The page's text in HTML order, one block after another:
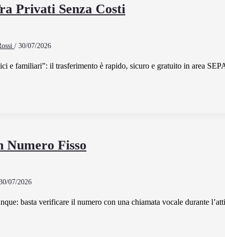
Privati Senza Costi
/ 30/07/2026
e familiari”: il trasferimento è rapido, sicuro e gratuito in area
Numero Fisso
07/2026
basta verificare il numero con una chiamata vocale durante